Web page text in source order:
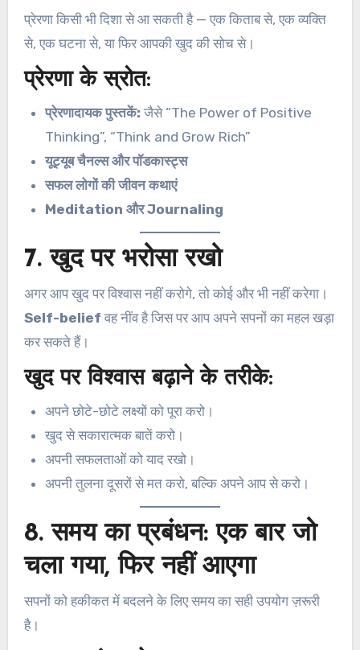
प्रेरणा किसी भी दिशा से आ सकती है — एक किताब से, एक व्यक्ति
से, एक घटना से, या फिर आपकी खुद की सोच से।
प्रेरणा के स्रोत:
प्रेरणादायक पुस्तकें: जैसे “The Power of Positive
Thinking”, “Think and Grow Rich”
यूट्यूब चैनल्स और पॉडकास्ट्स
सफल लोगों की जीवन कथाएं
Meditation और Journaling
7. खुद पर भरोसा रखो
अगर आप खुद पर विश्वास नहीं करोगे, तो कोई और भी नहीं करेगा।
Self-belief वह नींव है जिस पर आप अपने सपनों का महल खड़ा
कर सकते हैं।
खुद पर विश्वास बढ़ाने के तरीके:
अपने छोटे-छोटे लक्ष्यों को पूरा करो।
खुद से सकारात्मक बातें करो।
अपनी सफलताओं को याद रखो।
अपनी तुलना दूसरों से मत करो, बल्कि अपने आप से करो।
8. समय का प्रबंधन: एक बार जो
चला गया, फिर नहीं आएगा
सपनों को हकीकत में बदलने के लिए समय का सही उपयोग ज़रूरी
है।